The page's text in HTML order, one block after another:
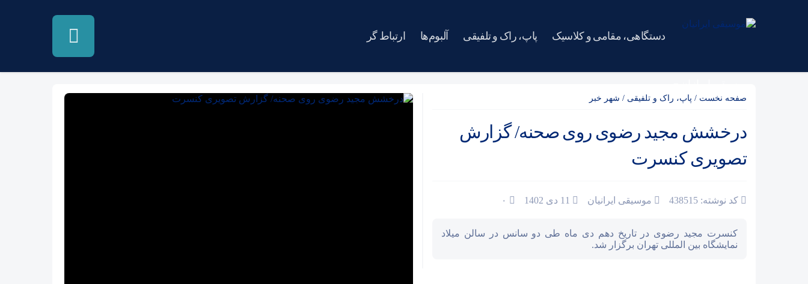
دستگاهی، مقامی و کلاسیک پاپ، راک و تلفیقی آلبوم‌ها ارتباط گر
صفحه نخست / پاپ، راک و تلفیقی / شهر خبر
درخشش مجید رضوی روی صحنه/ گزارش
تصویری کنسرت
کد نوشته: 438515 موسیقی ایرانیان ۰
کنسرت مجید رضوی در تاریخ دهم دی ماه طی دو سانس در سالن میلاد
نمایشگاه بین المللی تهران برگزار شد.